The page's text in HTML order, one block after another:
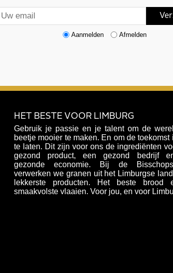
Aanmelden Afmelden
HET BESTE VOOR LIMBURG
Gebruik je passie en je talent om de
beetje mooier te maken. En om de toekomst
te laten. Dit zijn voor ons de ingrediënten
gezond product, een gezond bedrijf
gezonde economie. Bij de
verwerken we granen uit het Limburgse
lekkerste producten. Het beste brood
smaakvolste vlaaien. Voor jou, en voor